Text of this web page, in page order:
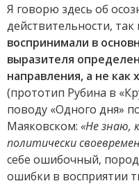
Я говорю здесь об
действительности,
воспринимали в
выразителя
направления, а не как
(прототип Рубина в
поводу «Одного дня»
Маяковском: «Не знаю,
политически
себе ошибочный,
ошибки в восприятии